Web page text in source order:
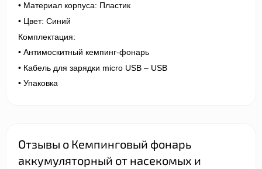
• Материал корпуса: Пластик
• Цвет: Синий
Комплектация:
• Антимоскитный кемпинг-фонарь
• Кабель для зарядки micro USB – USB
• Упаковка
Отзывы о Кемпинговый фонарь
аккумуляторный от насекомых и